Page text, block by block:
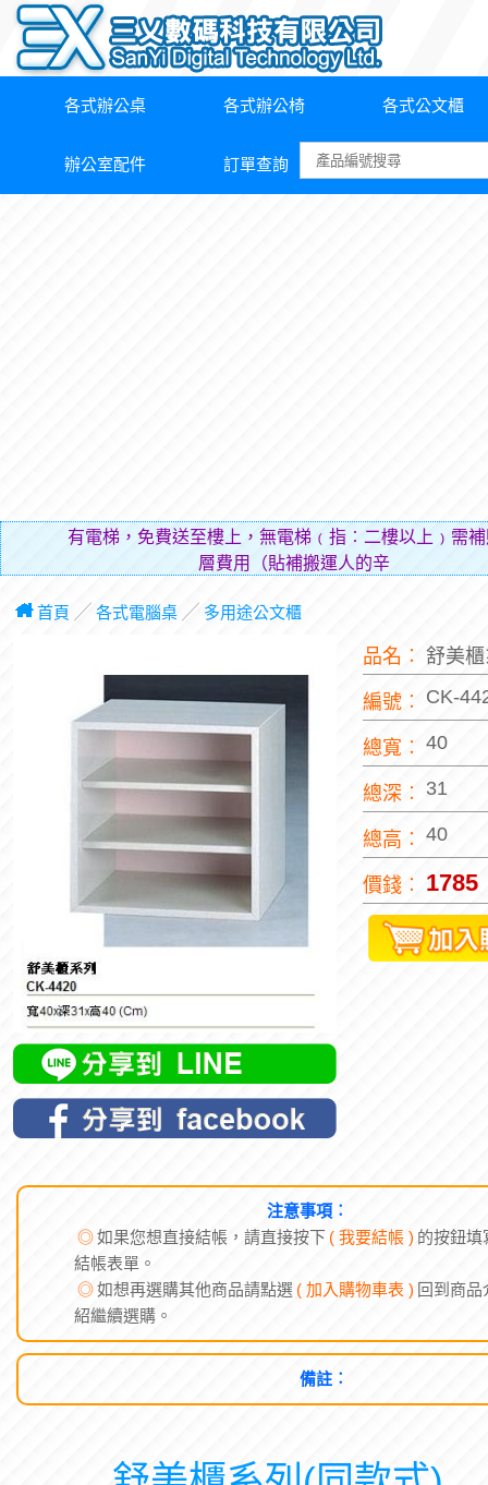
各式辦公桌 各式辦公椅 各式公文櫃
辦公室配件 訂單查詢
有電梯，免費送至樓上，無電梯﹙指︰二樓以上﹚需
層費用（貼補搬運人的辛勞）。
首頁 ╱ 各式電腦桌╱ 多用途公文櫃
品名︰ 舒美
編號︰ CK-
總寬︰ 40
總深︰ 31
總高︰ 40
價錢︰ 1785
注意事項︰
◎如果您想直接結帳，請直接按下 ( 我要結帳 ) 的按鈕填
結帳表單。
◎如想再選購其他商品請點選 ( 加入購物車表 ) 回到商品
紹繼續選購。
備註︰